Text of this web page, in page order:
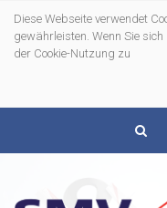
Diese Webseite verwendet
gewährleisten. Wenn Sie
der Cookie-Nutzung zu